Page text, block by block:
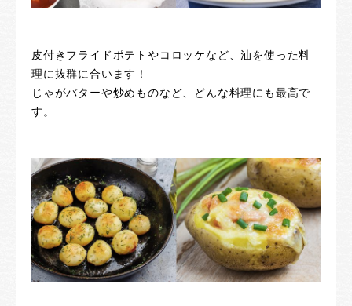
皮付きフライドポテトやコロッケなど、油を使った料
理に抜群に合います！
じゃがバターや炒めものなど、どんな料理にも最高で
す。